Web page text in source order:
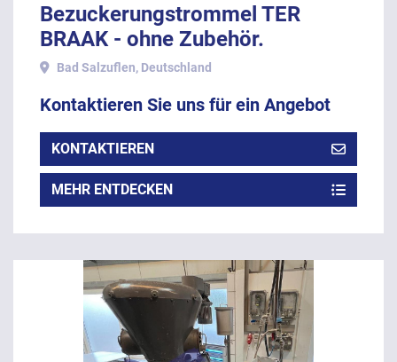
Bezuckerungstrommel TER
BRAAK - ohne Zubehör.
Bad Salzuflen, Deutschland
Kontaktieren Sie uns für ein Angebot
KONTAKTIEREN
MEHR ENTDECKEN